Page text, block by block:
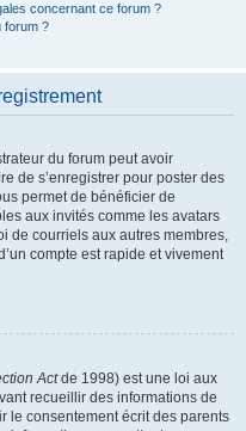
concernant ce forum ?
forum ?
du forum peut avoir
de s’enregistrer pour poster des
permet de bénéficier de
aux invités comme les avatars
de courriels aux autres membres,
compte est rapide et vivement
Actde 1998) est une loi aux
recueillir des informations de
le consentement écrit des parents